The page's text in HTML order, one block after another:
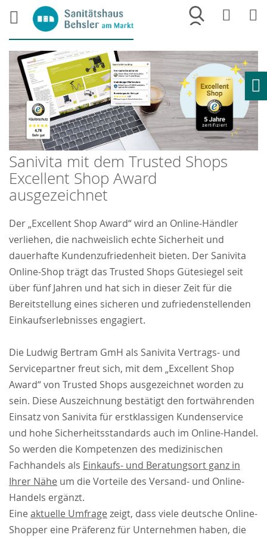
Merkliste
Sanivita mit dem Trusted Shops
Excellent Shop Award
ausgezeichnet
Der „Excellent Shop Award“ wird an Online-Händler
verliehen, die nachweislich echte Sicherheit und
dauerhafte Kundenzufriedenheit bieten. Der Sanivita
Online-Shop trägt das Trusted Shops Gütesiegel seit
über fünf Jahren und hat sich in dieser Zeit für die
Bereitstellung eines sicheren und zufriedenstellenden
Einkaufserlebnisses engagiert.
Die Ludwig Bertram GmH als Sanivita Vertrags- und
Servicepartner freut sich, mit dem „Excellent Shop
Award“ von Trusted Shops ausgezeichnet worden zu
sein. Diese Auszeichnung bestätigt den fortwährenden
Einsatz von Sanivita für erstklassigen Kundenservice
und hohe Sicherheitsstandards auch im Online-Handel.
So werden die Kompetenzen des medizinischen
Fachhandels als Einkaufs- und Beratungsort ganz in
Ihrer Nähe um die Vorteile des Versand- und Online-
Handels ergänzt.
Eine aktuelle Umfrage zeigt, dass viele deutsche Online-
Shopper eine Präferenz für Unternehmen haben, die